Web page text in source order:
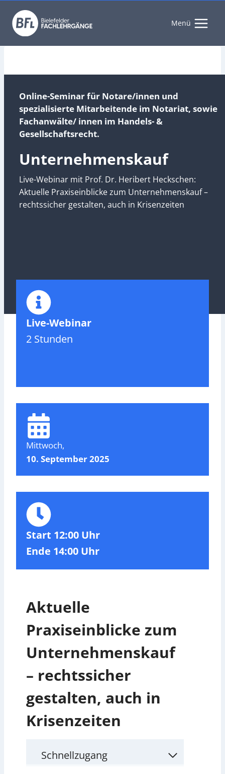
Inhalt
springen
Menü
Online-Seminar für Notare/innen und
spezialisierte Mitarbeitende im Notariat, sowie
Fachanwälte/ innen im Handels- &
Gesellschaftsrecht.
Unternehmenskauf
Live-Webinar mit Prof. Dr. Heribert Heckschen:
Aktuelle Praxiseinblicke zum Unternehmenskauf –
rechtssicher gestalten, auch in Krisenzeiten
Live-Webinar
2 Stunden
Mittwoch,
10. September 2025
Start 12:00 Uhr
Ende 14:00 Uhr
Aktuelle
Praxiseinblicke zum
Unternehmenskauf
– rechtssicher
gestalten, auch in
Krisenzeiten
Schnellzugang